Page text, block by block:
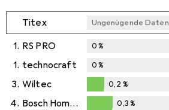
Titex Ungenügende Daten
1. RS PRO 0%
1. technocraft 0%
3. Wiltec
0,2%
0,2 %
4. Bosch Home & Garden 0,3%